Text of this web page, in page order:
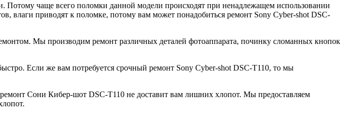
чаще всего поломки данной модели происходят при ненадлежащем использовании
влаги приводят к поломке, потому вам может понадобиться ремонт Sony Cyber-shot DSC-
Мы производим ремонт различных деталей фотоаппарата, починку сломанных кнопок
Если же вам потребуется срочный ремонт Sony Cyber-shot DSC-T110, то мы
Сони Кибер-шот DSC-T110 не доставит вам лишних хлопот. Мы предоставляем